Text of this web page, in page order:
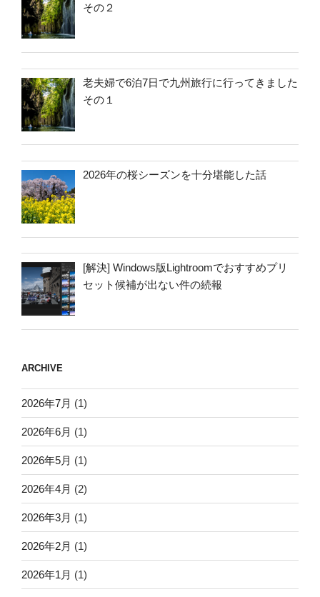
その２
老夫婦で6泊7日で九州旅行に行ってきました
その１
2026年の桜シーズンを十分堪能した話
[解決] Windows版Lightroomでおすすめプリ
セット候補が出ない件の続報
ARCHIVE
2026年7月 (1)
2026年6月 (1)
2026年5月 (1)
2026年4月 (2)
2026年3月 (1)
2026年2月 (1)
2026年1月 (1)